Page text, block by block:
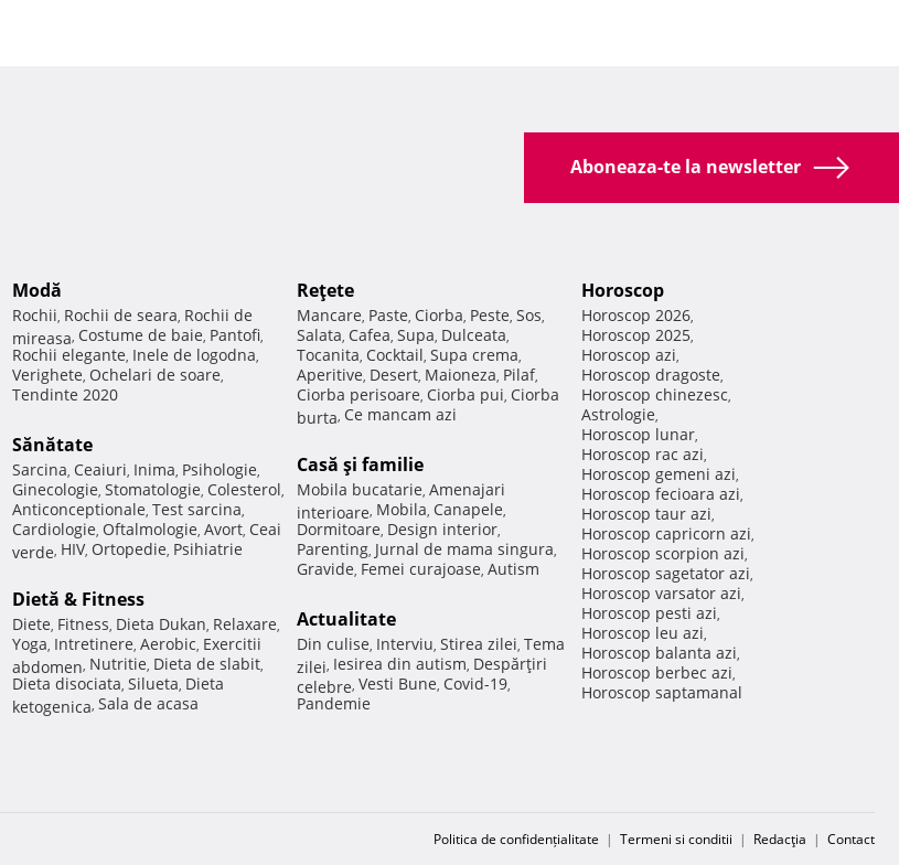
Aboneaza-te la newsletter
Modă
Rochii, Rochii de seara, Rochii de
mireasa, Costume de baie, Pantofi,
Rochii elegante, Inele de logodna,
Verighete, Ochelari de soare,
Tendinte 2020
Sănătate
Sarcina, Ceaiuri, Inima, Psihologie,
Ginecologie, Stomatologie, Colesterol,
Anticonceptionale, Test sarcina,
Cardiologie, Oftalmologie, Avort, Ceai
verde, HIV, Ortopedie, Psihiatrie
Dietă & Fitness
Diete, Fitness, Dieta Dukan, Relaxare,
Yoga, Intretinere, Aerobic, Exercitii
abdomen, Nutritie, Dieta de slabit,
Dieta disociata, Silueta, Dieta
ketogenica, Sala de acasa
Reţete
Mancare, Paste, Ciorba, Peste, Sos,
Salata, Cafea, Supa, Dulceata,
Tocanita, Cocktail, Supa crema,
Aperitive, Desert, Maioneza, Pilaf,
Ciorba perisoare, Ciorba pui, Ciorba
burta, Ce mancam azi
Casă şi familie
Mobila bucatarie, Amenajari
interioare, Mobila, Canapele,
Dormitoare, Design interior,
Parenting, Jurnal de mama singura,
Gravide, Femei curajoase, Autism
Actualitate
Din culise, Interviu, Stirea zilei, Tema
zilei, Iesirea din autism, Despărţiri
celebre, Vesti Bune, Covid-19,
Pandemie
Horoscop
Horoscop 2026,
Horoscop 2025,
Horoscop azi,
Horoscop dragoste,
Horoscop chinezesc,
Astrologie,
Horoscop lunar,
Horoscop rac azi,
Horoscop gemeni azi,
Horoscop fecioara azi,
Horoscop taur azi,
Horoscop capricorn azi,
Horoscop scorpion azi,
Horoscop sagetator azi,
Horoscop varsator azi,
Horoscop pesti azi,
Horoscop leu azi,
Horoscop balanta azi,
Horoscop berbec azi,
Horoscop saptamanal
Politica de confidențialitate | Termeni si conditii | Redacţia | Contact